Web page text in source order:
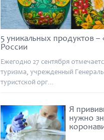
5 уникальных продуктов –
России
Ежегодно 27 сентября
туризма, учрежденный
туристской орг...
Я
нужно